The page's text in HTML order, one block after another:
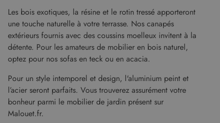
Les bois exotiques, la résine et le rotin tressé apporteront
une touche naturelle à votre terrasse. Nos canapés
extérieurs fournis avec des coussins moelleux invitent à la
détente. Pour les amateurs de mobilier en bois naturel,
optez pour nos sofas en teck ou en acacia.
Pour un style intemporel et design, l'aluminium peint et
l’acier seront parfaits. Vous trouverez assurément votre
bonheur parmi le mobilier de jardin présent sur
Malouet.fr.
XSRF-TOKEN
www.malouet.fr
1 heure 59
Google Privacy Policy